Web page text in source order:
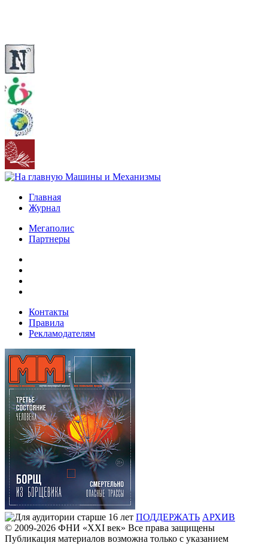
Главная
Журнал
Мегаполис
Партнеры
Контакты
Правила
Рекламодателям
ПОДДЕРЖАТЬ АРХИВ
© 2009-2026 ФHИ «XXI век» Все права защищены
Публикация материалов возможна только с указанием